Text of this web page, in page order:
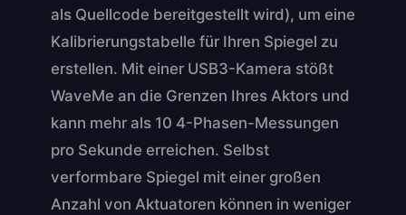
als Quellcode bereitgestellt wird), um eine
Kalibrierungstabelle für Ihren Spiegel zu
erstellen. Mit einer USB3-Kamera stößt
WaveMe an die Grenzen Ihres Aktors und
kann mehr als 10 4-Phasen-Messungen
pro Sekunde erreichen. Selbst
verformbare Spiegel mit einer großen
Anzahl von Aktuatoren können in weniger